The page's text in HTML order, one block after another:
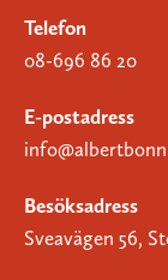
Telefon
08-696 86 20
E-postadress
Besöksadress
Sveavägen 56,